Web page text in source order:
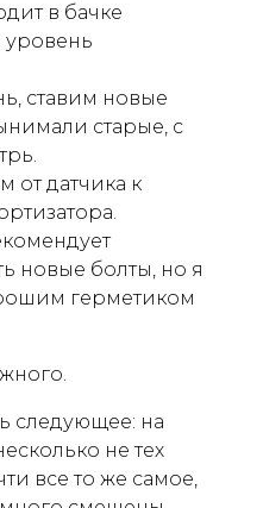
в бачке
ставим новые
старые, с
от датчика к
новые болты, но я
герметиком
следующее: на
не тех
все то же самое,